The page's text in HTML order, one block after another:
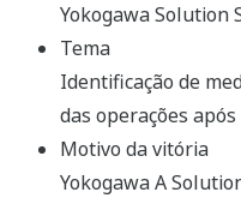
Yokogawa Solution
Tema
Identificação de
das operações
Motivo da vitória
Yokogawa A